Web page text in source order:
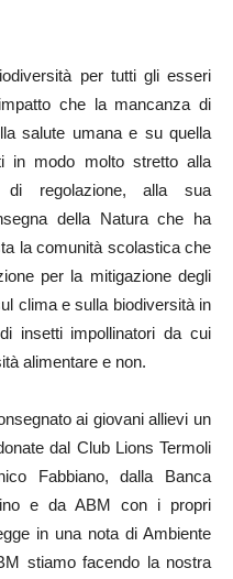
per tutti gli esseri
che la mancanza di
salute umana e su quella
in modo molto stretto alla
regolazione, alla sua
della Natura che ha
la comunità scolastica che
per la mitigazione degli
clima e sulla biodiversità in
insetti impollinatori da cui
alimentare e non.
ai giovani allievi un
dal Club Lions Termoli
Fabbiano, dalla Banca
e da ABM con i propri
in una nota di Ambiente
stiamo facendo la nostra